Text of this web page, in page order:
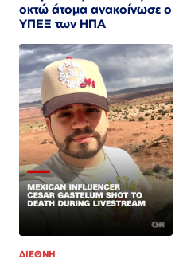
οκτώ άτομα ανακοίνωσε ο
ΥΠΕΞ των ΗΠΑ
ΔΙΕΘΝΗ